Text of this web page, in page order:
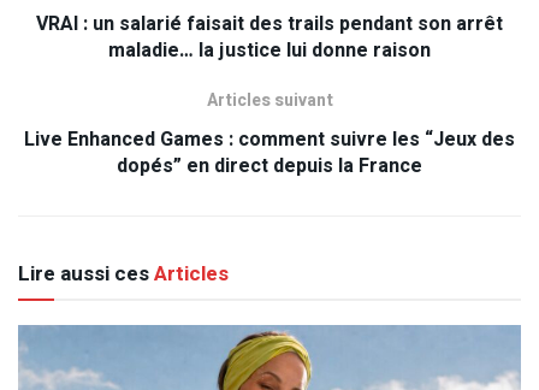
VRAI : un salarié faisait des trails pendant son arrêt
maladie… la justice lui donne raison
Articles suivant
Live Enhanced Games : comment suivre les “Jeux des
dopés” en direct depuis la France
Lire aussi cesArticles